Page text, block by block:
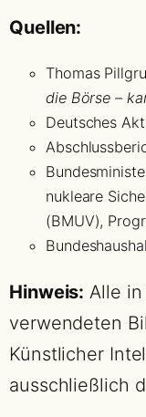
Quellen:
Thomas
die Börse –
Deutsches
nukleare
(BMUV),
Hinweis: Alle
verwendeten
Künstlicher
ausschließlich